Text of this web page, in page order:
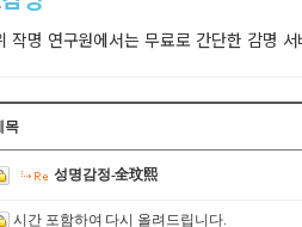
작명 연구원에서는 무료로 간단한 감명
목
성명감정-全玟熙
시간 포함하여 다시 올려드립니다.